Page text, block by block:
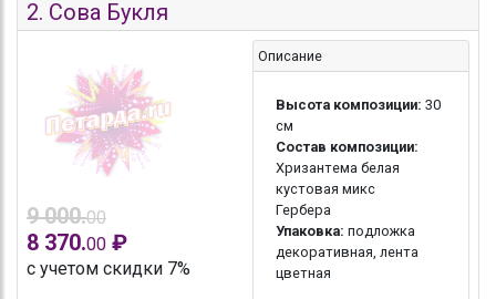
2. Сова Букля
9 000.00
8 370.00 ₽
с учетом скидки 7%
Описание
Высота композиции: 30
см
Состав композиции:
Хризантема белая
кустовая микс
Гербера
Упаковка: подложка
декоративная, лента
цветная